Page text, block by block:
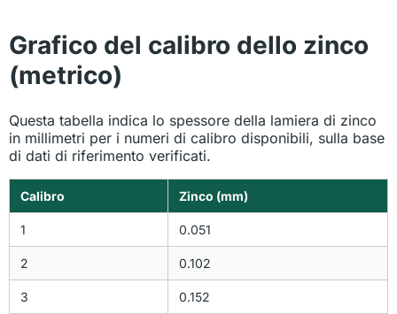
Grafico del calibro dello zinco
(metrico)
Questa tabella indica lo spessore della lamiera di zinco
in millimetri per i numeri di calibro disponibili, sulla base
di dati di riferimento verificati.
Calibro Zinco (mm)
1 0.051
2 0.102
3 0.152